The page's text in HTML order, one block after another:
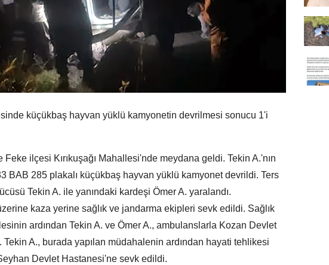
küçükbaş hayvan yüklü kamyonetin devrilmesi sonucu 1'i
ilçesi Kırıkuşağı Mahallesi'nde meydana geldi. Tekin A.'nın
BAB 285 plakalı küçükbaş hayvan yüklü kamyonet devrildi. Ters
Tekin A. ile yanındaki kardeşi Ömer A. yaralandı.
kaza yerine sağlık ve jandarma ekipleri sevk edildi. Sağlık
ardından Tekin A. ve Ömer A., ambulanslarla Kozan Devlet
Tekin A., burada yapılan müdahalenin ardından hayati tehlikesi
Devlet Hastanesi'ne sevk edildi.